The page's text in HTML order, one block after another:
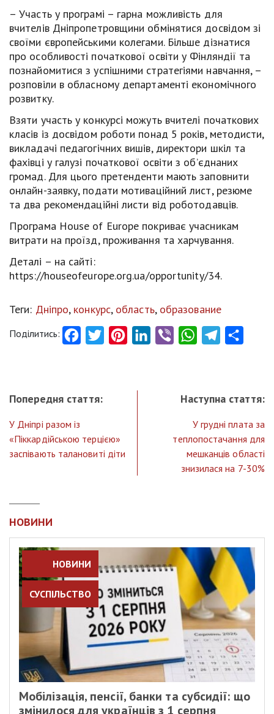
– Участь у програмі – гарна можливість для
вчителів Дніпропетровщини обмінятися досвідом зі
своїми європейськими колегами. Більше дізнатися
про особливості початкової освіти у Фінляндії та
познайомитися з успішними стратегіями навчання, –
розповіли в обласному департаменті економічного
розвитку.
Взяти участь у конкурсі можуть вчителі початкових
класів із досвідом роботи понад 5 років, методисти,
викладачі педагогічних вишів, директори шкіл та
фахівці у галузі початкової освіти з об’єднаних
громад. Для цього претенденти мають заповнити
онлайн-заявку, подати мотиваційний лист, резюме
та два рекомендаційні листи від роботодавців.
Програма House of Europe покриває учасникам
витрати на проїзд, проживання та харчування.
Деталі – на сайті:
https://houseofeurope.org.ua/opportunity/34.
Теги: Дніпро, конкурс, область, образование
Поділитись: FacebookTwitter PinterestLinkedInViber WhatsAppTelegram
Попередня стаття:
У Дніпрі разом із
«Піккардійською терцією»
заспівають талановиті діти
Наступна стаття:
У грудні плата за
теплопостачання для
мешканців області
знизилася на 7-30%
НОВИНИ
НОВИНИ
СУСПІЛЬСТВО
Мобілізація, пенсії, банки та субсидії: що
змінилося для українців з 1 серпня